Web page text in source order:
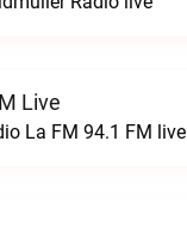
Live
La FM 94.1 FM live